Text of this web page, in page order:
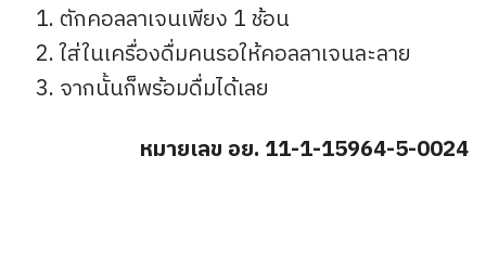
ตักคอลลาเจนเพียง 1 ช้อน
ใส่ในเครื่องดื่มคนรอให้คอลลาเจนละลาย
จากนั้นก็พร้อมดื่มได้เลย
หมายเลข อย. 11-1-15964-5-0024